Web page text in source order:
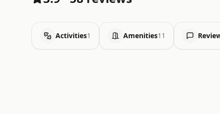
Activities1 Amenities11